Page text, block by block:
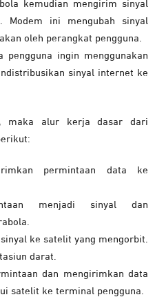
kemudian mengirim sinyal
ini mengubah sinyal
oleh perangkat pengguna.
pengguna ingin menggunakan
sinyal internet ke
maka alur kerja dasar dari
permintaan data ke
menjadi sinyal dan
ke satelit yang mengorbit.
darat.
dan mengirimkan data
satelit ke terminal pengguna.